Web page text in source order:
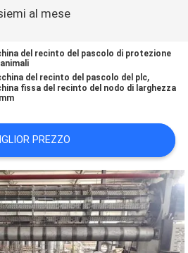
al mese
del recinto del pascolo di protezione
del recinto del pascolo del plc,
fissa del recinto del nodo di larghezza
PREZZO